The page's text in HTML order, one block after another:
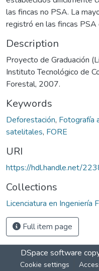
las fincas no PSA. La
registró en las fincas
Description
Proyecto de Graduación
Instituto Tecnológico de
Forestal, 2007.
Keywords
Deforestación, Fotografía
satelitales, FORE
URI
https://hdl.handle.net/
Collections
Licenciatura en Ingeniería
Full item page
DSpace software
Cookie settings